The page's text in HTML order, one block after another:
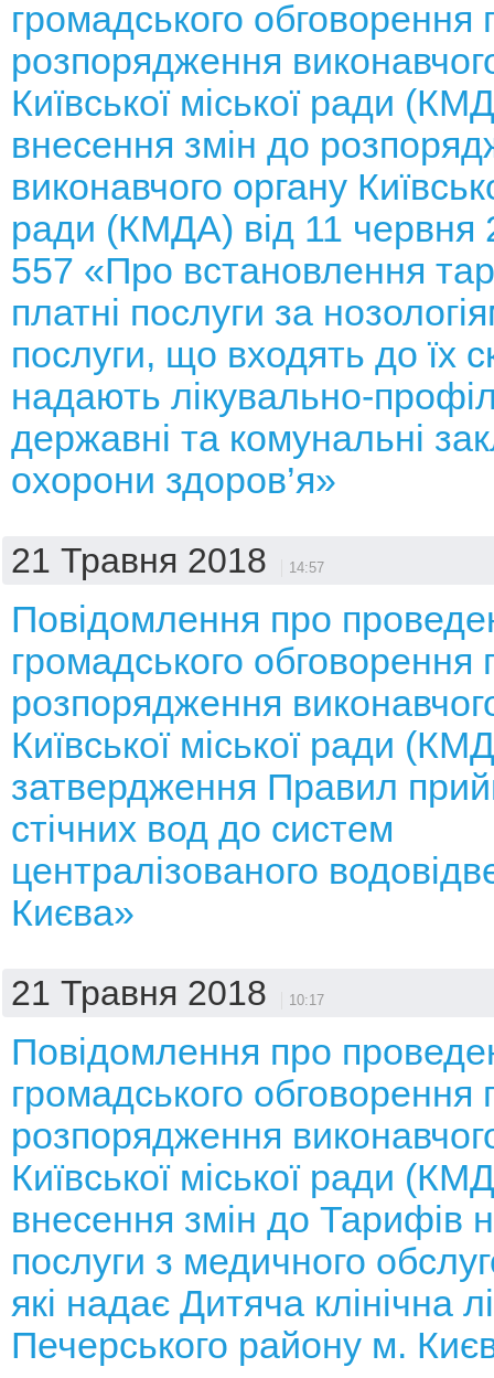
громадського обговорення
розпорядження
Київської міської ради
внесення змін до
виконавчого органу
ради (КМДА) від 11
557 «Про встановлення
платні послуги за
послуги, що входять до їх
надають лікувально-
державні та комунальні
охорони здоров’я»
21 Травня 2018 14:57
Повідомлення про
громадського обговорення
розпорядження
Київської міської ради
затвердження Правил
стічних вод до систем
централізованого
Києва»
21 Травня 2018 10:17
Повідомлення про
громадського обговорення
розпорядження
Київської міської ради
внесення змін до Тарифів
послуги з медичного
які надає Дитяча клінічна
Печерського району м.